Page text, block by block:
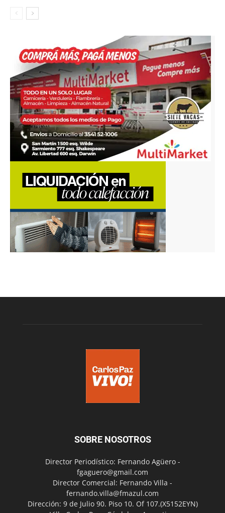
SOBRE NOSOTROS
Director Periodístico: Fernando Agüero -
fgaguero@gmail.com
Director Comercial: Fernando Villa -
fernando.villa@fmazul.com
Dirección: 9 de Julio 90. Piso 10. Of 107.(X5152EYN)